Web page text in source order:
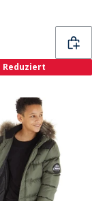
Reduziert